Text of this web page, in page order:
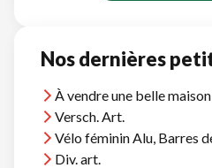
Nos dernières
Versch. Art.
Div. art.